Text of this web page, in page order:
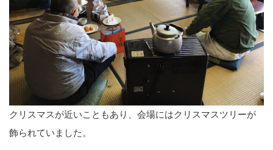
クリスマスが近いこともあり、会場にはクリスマスツリーが
飾られていました。